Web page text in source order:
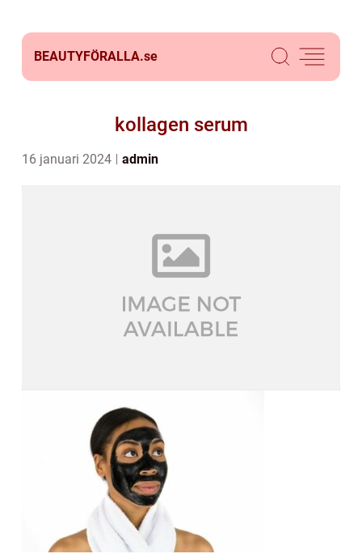
BEAUTYFÖRALLA.se
kollagen serum
16 januari 2024 admin